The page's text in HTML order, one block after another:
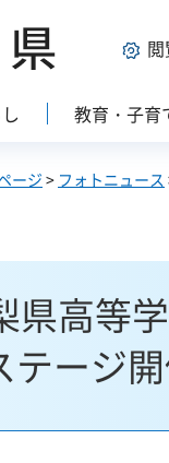
教育・子育
ージ> フォトニュース
県高等
テージ